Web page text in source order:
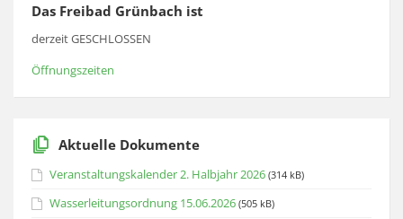
Das Freibad Grünbach ist
derzeit GESCHLOSSEN
Öffnungszeiten
Aktuelle Dokumente
Veranstaltungskalender 2. Halbjahr 2026 (314 kB)
Wasserleitungsordnung 15.06.2026 (505 kB)